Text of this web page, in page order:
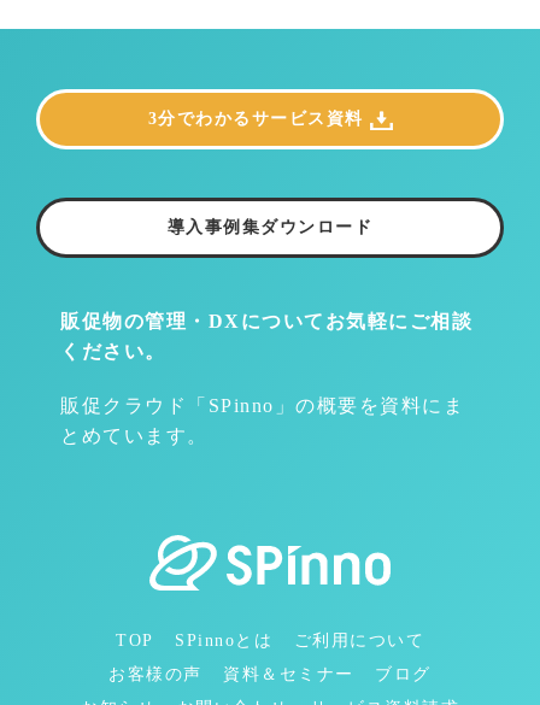
販促物の管理・DXについて お気軽にご相談
ください。
販促クラウド「SPinno」の概要を資料にま
とめています。
3分でわかるサービス資料
導入事例集ダウンロード
TOP SPinnoとは
ご利用について
お客様の声
資料＆セミナー
ブログ